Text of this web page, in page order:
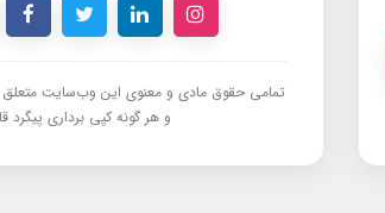
تمامی حقوق مادی و معنوی این وب‌سایت
و هر گونه کپی برداری پیگرد